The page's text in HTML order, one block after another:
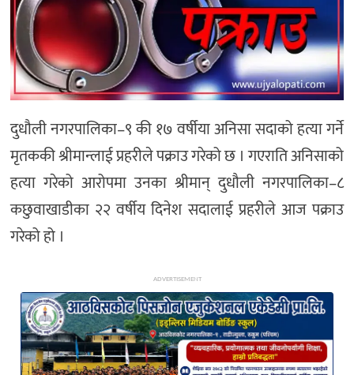
अन्य
दुधौली नगरपालिका–९ की १७ वर्षीया अनिसा सदाको हत्या गर्ने
मृतककी श्रीमान्लाई प्रहरीले पक्राउ गरेको छ । गएराति अनिसाको
हत्या गरेको आरोपमा उनका श्रीमान् दुधौली नगरपालिका–८
कछुवाखाडीका २२ वर्षीय दिनेश सदालाई प्रहरीले आज पक्राउ
गरेको हो ।
ADVERTISEMENT